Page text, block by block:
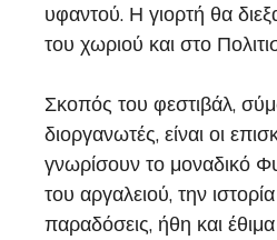
υφαντού. Η γιορτή θα
του χωριού και στο
Σκοπός του φεστιβάλ,
διοργανωτές, είναι οι
γνωρίσουν το μοναδικό
του αργαλειού, την
παραδόσεις, ήθη και